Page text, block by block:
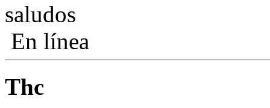
saludos
En línea
Thc